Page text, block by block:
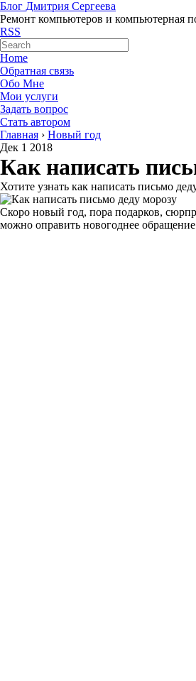
Блог Дмитрия Сергеева
Ремонт компьютеров и компьютерная
RSS
Home
Обратная связь
Обо Мне
Мои услуги
Задать вопрос
Стать автором
Главная › Новый год
Дек 1 2018
Как написать
Хотите узнать как написать письмо
Скоро новый год, пора подарков,
можно оправить новогоднее